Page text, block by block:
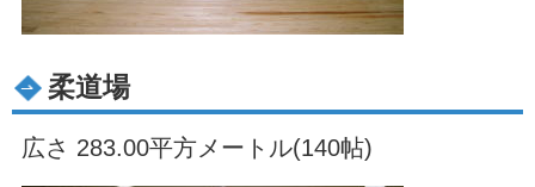
柔道場
広さ 283.00平方メートル(140帖)